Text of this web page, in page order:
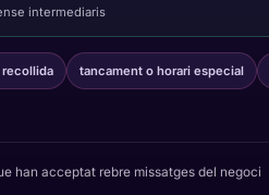
intermediaris
recollida tancament o horari especial
han acceptat rebre missatges del negoci